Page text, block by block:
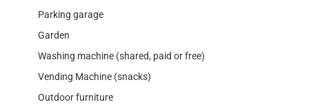
Parking garage
Garden
Washing machine (shared, paid or free)
Vending Machine (snacks)
Outdoor furniture